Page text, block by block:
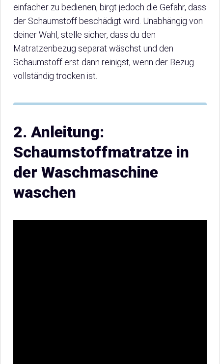
einfacher zu bedienen, birgt jedoch die Gefahr, dass
der Schaumstoff beschädigt wird. Unabhängig von
deiner Wahl, stelle sicher, dass du den
Matratzenbezug separat wäschst und den
Schaumstoff erst dann reinigst, wenn der Bezug
vollständig trocken ist.
2. Anleitung:
Schaumstoffmatratze in
der Waschmaschine
waschen